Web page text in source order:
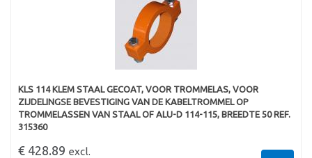
KLS 114 KLEM STAAL GECOAT, VOOR TROMMELAS, VOOR
ZIJDELINGSE BEVESTIGING VAN DE KABELTROMMEL OP
TROMMELASSEN VAN STAAL OF ALU-D 114-115, BREEDTE 50 REF.
315360
€ 428.89 excl.